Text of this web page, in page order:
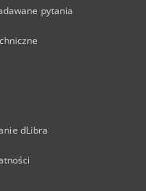
pytania
dLibra